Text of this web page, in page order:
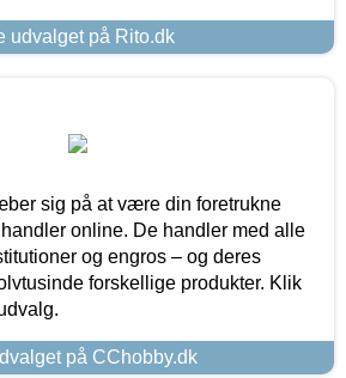
udvalget på Rito.dk
sig på at være din foretrukne
online. De handler med alle
og engros – og deres
forskellige produkter. Klik
på CChobby.dk